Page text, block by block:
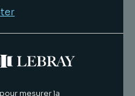
*Droit Fiscal**
attractivité
articulation avec
mesurer la